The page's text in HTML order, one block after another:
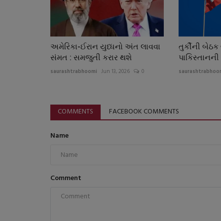
અમેરિકા-ઈરાન યુધ્ધનો અંત લાવવા
સંમત : સમજુતી કરાર થશે
saurashtrabhoomi Jun 13, 2026 0
તુર્કીની બેઠક
COMMENTS FACEBOOK COMMENTS
Name
Comment